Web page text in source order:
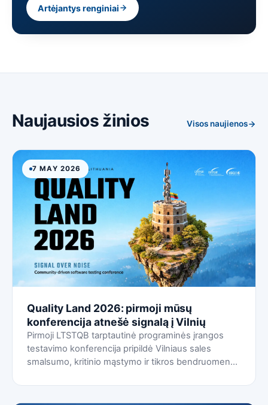
Artėjantys renginiai
Naujausios žinios Visos naujienos
7 MAY 2026
Quality Land 2026: pirmoji mūsų
konferencija atnešė signalą į Vilnių
Pirmoji LTSTQB tarptautinė programinės įrangos
testavimo konferencija pripildė Vilniaus sales
smalsumo, kritinio mąstymo ir tikros bendruomenės